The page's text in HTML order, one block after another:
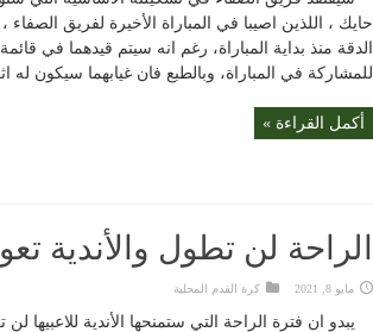
حايك ، اللذين اصيبا في المباراة الأخيرة لفريق
للمشاركة في المباراة، وبالطبع فان غيابهما سيكون له
أكمل القراءة »
الراحة لن تطول والأندية
مايو 8, 2021 كرة القدم المحلية
يبدو ان فترة الراحة التي ستمنحها الأندية